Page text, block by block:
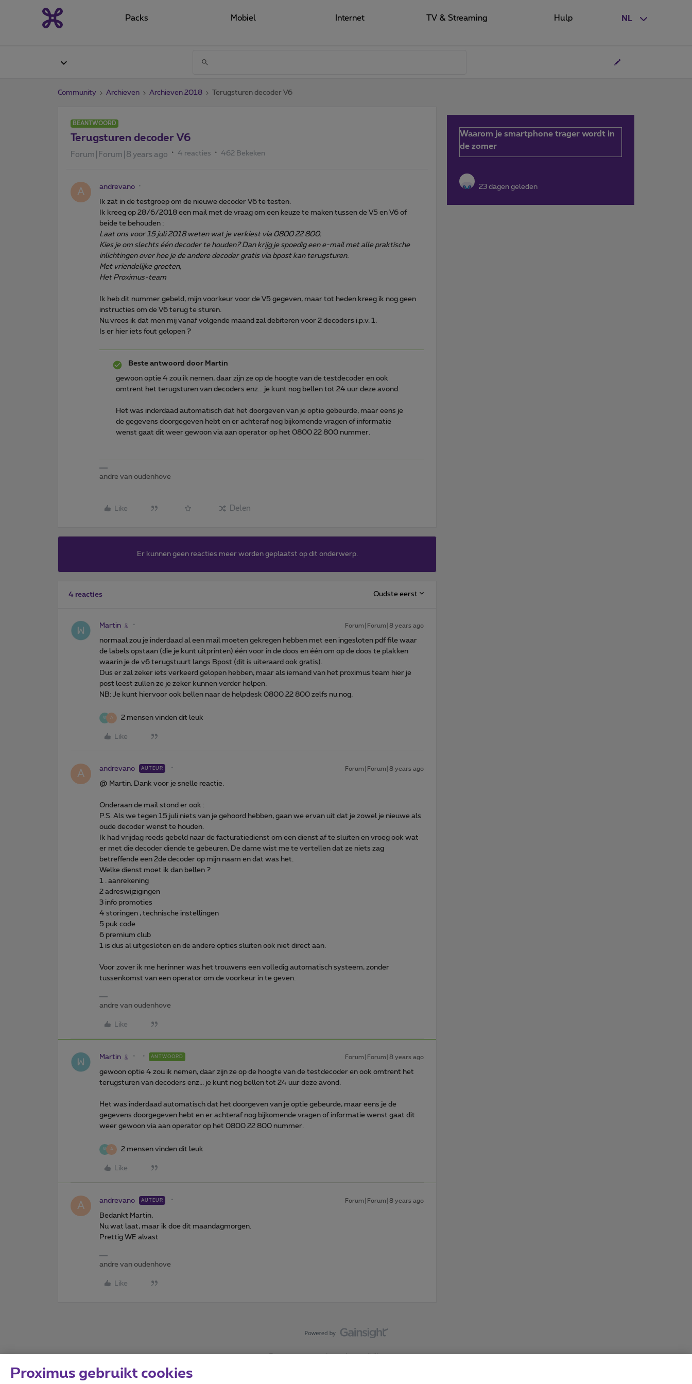
NL
Packs Mobiel Internet TV & Streaming Hulp
Community Archieven Archieven 2018 Terugsturen decoder V6
BEANTWOORD
Terugsturen decoder V6
Forum|Forum|8 years ago 4 reacties 462 Bekeken
A andrevano
Ik zat in de testgroep om de nieuwe decoder V6 te testen.
Ik kreeg op 28/6/2018 een mail met de vraag om een keuze te maken tussen de V5 en V6 of
beide te behouden :
Laat ons voor 15 juli 2018 weten wat je verkiest via 0800 22 800.
Kies je om slechts één decoder te houden? Dan krijg je spoedig een e-mail met alle praktische
inlichtingen over hoe je de andere decoder gratis via bpost kan terugsturen.
Met vriendelijke groeten,
Het Proximus-team
Ik heb dit nummer gebeld, mijn voorkeur voor de V5 gegeven, maar tot heden kreeg ik nog geen
instructies om de V6 terug te sturen.
Nu vrees ik dat men mij vanaf volgende maand zal debiteren voor 2 decoders i.p.v. 1.
Is er hier iets fout gelopen ?
Beste antwoord door Martin
gewoon optie 4 zou ik nemen, daar zijn ze op de hoogte van de testdecoder en ook
omtrent het terugsturen van decoders enz... je kunt nog bellen tot 24 uur deze avond.
Het was inderdaad automatisch dat het doorgeven van je optie gebeurde, maar eens je
de gegevens doorgegeven hebt en er achteraf nog bijkomende vragen of informatie
wenst gaat dit weer gewoon via aan operator op het 0800 22 800 nummer.
andre van oudenhove
Like Delen
Er kunnen geen reacties meer worden geplaatst op dit onderwerp.
4 reacties Oudste eerst
Martin Forum|Forum|8 years ago
normaal zou je inderdaad al een mail moeten gekregen hebben met een ingesloten pdf file waar
de labels opstaan (die je kunt uitprinten) één voor in de doos en één om op de doos te plakken
waarin je de v6 terugstuurt langs Bpost (dit is uiteraard ook gratis).
Dus er zal zeker iets verkeerd gelopen hebben, maar als iemand van het proximus team hier je
post leest zullen ze je zeker kunnen verder helpen.
NB: Je kunt hiervoor ook bellen naar de helpdesk 0800 22 800 zelfs nu nog.
W A 2 mensen vinden dit leuk
Like
A andrevano AUTEUR Forum|Forum|8 years ago
@ Martin. Dank voor je snelle reactie.
Onderaan de mail stond er ook :
P.S. Als we tegen 15 juli niets van je gehoord hebben, gaan we ervan uit dat je zowel je nieuwe als
oude decoder wenst te houden.
Ik had vrijdag reeds gebeld naar de facturatiedienst om een dienst af te sluiten en vroeg ook wat
er met die decoder diende te gebeuren. De dame wist me te vertellen dat ze niets zag
betreffende een 2de decoder op mijn naam en dat was het.
Welke dienst moet ik dan bellen ?
1 . aanrekening
2 adreswijzigingen
3 info promoties
4 storingen , technische instellingen
5 puk code
6 premium club
1 is dus al uitgesloten en de andere opties sluiten ook niet direct aan.
Voor zover ik me herinner was het trouwens een volledig automatisch systeem, zonder
tussenkomst van een operator om de voorkeur in te geven.
andre van oudenhove
Like
Martin ANTWOORD Forum|Forum|8 years ago
gewoon optie 4 zou ik nemen, daar zijn ze op de hoogte van de testdecoder en ook omtrent het
terugsturen van decoders enz... je kunt nog bellen tot 24 uur deze avond.
Het was inderdaad automatisch dat het doorgeven van je optie gebeurde, maar eens je de
gegevens doorgegeven hebt en er achteraf nog bijkomende vragen of informatie wenst gaat dit
weer gewoon via aan operator op het 0800 22 800 nummer.
W A 2 mensen vinden dit leuk
Like
A andrevano AUTEUR Forum|Forum|8 years ago
Bedankt Martin,
Nu wat laat, maar ik doe dit maandagmorgen.
Prettig WE alvast
andre van oudenhove
Like
Waarom je smartphone trager wordt in
de zomer
23 dagen geleden
Forumvoorwaarden Accessibility statement
Proximus gebruikt cookies